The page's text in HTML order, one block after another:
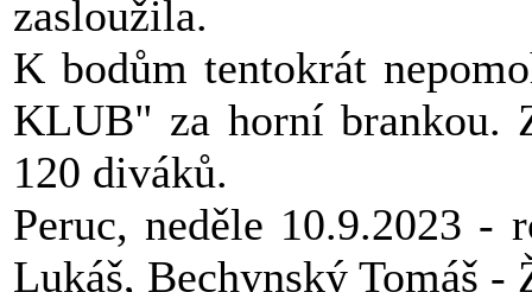
zasloužila.
K bodům tentokrát
KLUB" za horní brankou.
120 diváků.
Peruc, neděle 10.9.2023 -
Lukáš, Bechynský Tomáš